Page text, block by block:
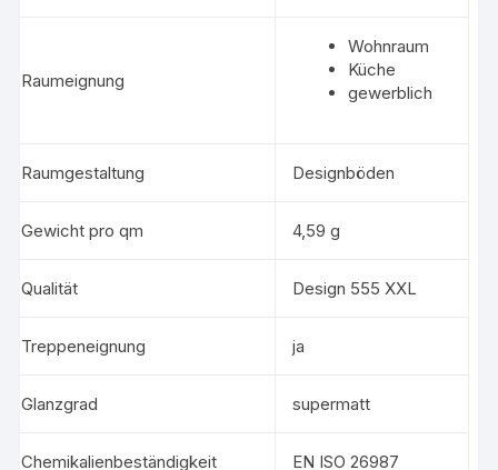
Raumeignung
Wohnraum
Küche
gewerblich
Raumgestaltung Designböden
Gewicht pro qm 4,59 g
Qualität Design 555 XXL
Treppeneignung ja
Glanzgrad supermatt
Chemikalienbeständigkeit EN ISO 26987